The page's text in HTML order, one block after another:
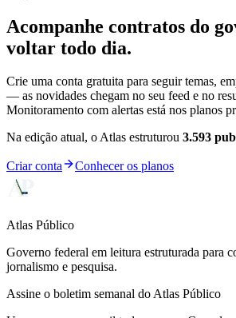
Acompanhe contratos do
voltar todo dia.
Crie uma conta gratuita para seguir temas,
— as novidades chegam no seu feed e no
Monitoramento com alertas está nos planos
Na edição atual, o Atlas estruturou 3.593
Criar conta Conhecer os planos
Atlas Público
Governo federal em leitura estruturada para
jornalismo e pesquisa.
Assine o boletim semanal do Atlas Público